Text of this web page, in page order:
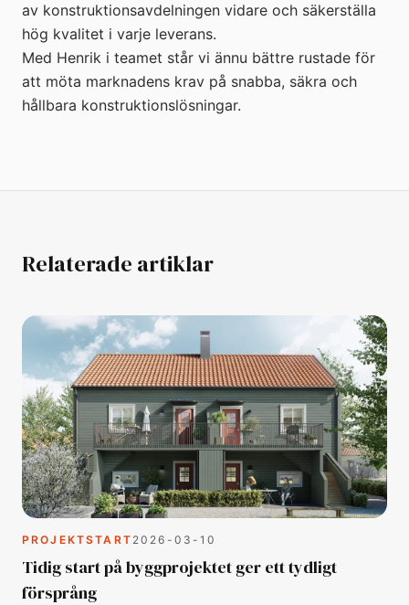
av konstruktionsavdelningen vidare och säkerställa
hög kvalitet i varje leverans.
Med Henrik i teamet står vi ännu bättre rustade för
att möta marknadens krav på snabba, säkra och
hållbara konstruktionslösningar.
Relaterade artiklar
PROJEKTSTART 2026-03-10
Tidig start på byggprojektet ger ett tydligt
försprång